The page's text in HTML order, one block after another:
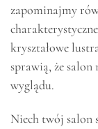
zapominajmy
kryształowe
sprawią, że
wyglądu.
Niech twój salon